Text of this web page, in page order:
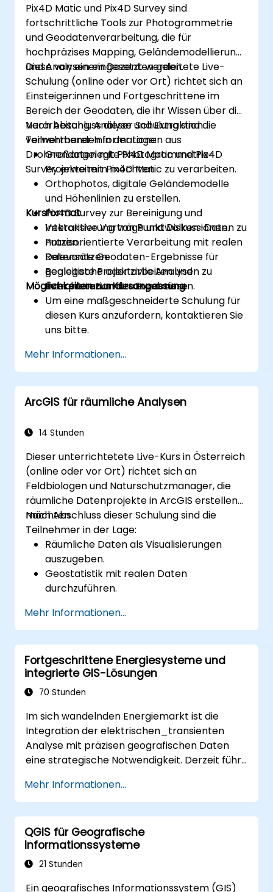
Pix4D Matic und Pix4D Survey sind
fortschrittliche Tools zur Photogrammetrie
und Geodatenverarbeitung, die für
hochpräzises Mapping, Geländemodellierung
und Analysen eingesetzt werden.
Diese von einem Dozenten geleitete Live-
Schulung (online oder vor Ort) richtet sich an
Einsteiger:innen und Fortgeschrittene im
Bereich der Geodaten, die ihr Wissen über die
Verarbeitung, Analyse und Extraktion
verwertbarer Informationen aus
Drohnendaten mit Pix4D Matic und Pix4D
Survey erweitern möchten.
Nach Abschluss dieser Schulung sind die
Teilnehmenden in der Lage:
Großangelegte Photogrammetrie-
Projekte mit Pix4D Matic zu verarbeiten.
Orthophotos, digitale Geländemodelle
und Höhenlinien zu erstellen.
Pix4D Survey zur Bereinigung und
Vektorisierung von Punktwolken-Daten zu
nutzen.
Relevante Geodaten-Ergebnisse für
geologische oder zivile Analysen zu
extrahieren und zu exportieren.
Kursformat
Interaktive Vorträge und Diskussionen.
Praxisorientierte Verarbeitung mit realen
Datensätzen.
Begleitete Projektarbeiten und
Interpretation der Ergebnisse.
Möglichkeiten zur Kursanpassung
Um eine maßgeschneiderte Schulung für
diesen Kurs anzufordern, kontaktieren Sie
uns bitte.
Mehr Informationen...
ArcGIS für räumliche Analysen
14 Stunden
Dieser unterrichtetete Live-Kurs in Österreich
(online oder vor Ort) richtet sich an
Feldbiologen und Naturschutzmanager, die
räumliche Datenprojekte in ArcGIS erstellen
möchten.
Nach Abschluss dieser Schulung sind die
Teilnehmer in der Lage:
Räumliche Daten als Visualisierungen
auszugeben.
Geostatistik mit realen Daten
durchzuführen.
Datenaufbereitung und Kartierung mit
ArcGIS umzusetzen.
Räumliche Daten für Projekte in ArcGIS zu
analysieren.
Mehr Informationen...
Fortgeschrittene Energiesysteme und
integrierte GIS-Lösungen
70 Stunden
Im sich wandelnden Energiemarkt ist die
Integration der elektrischen_transienten
Analyse mit präzisen geografischen Daten
eine strategische Notwendigkeit. Derzeit führt
zu erheblichen operativen Risiken. Dieses 14-
tägige Intensivprogramm in Melbourne soll
die Lücke zwischen Elektroingenieurwesen
und georäumlichem Management schließen.
Mehr Informationen...
QGIS für Geografische
Informationssysteme
21 Stunden
Ein geografisches Informationssystem (GIS)